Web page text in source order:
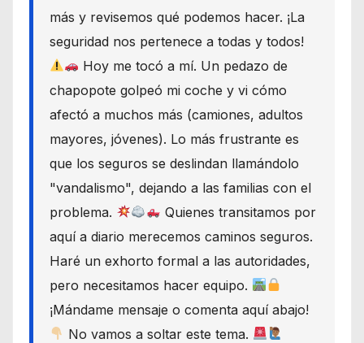
más y revisemos qué podemos hacer. ¡La
seguridad nos pertenece a todas y todos!
Hoy me tocó a mí. Un pedazo de
chapopote golpeó mi coche y vi cómo
afectó a muchos más (camiones, adultos
mayores, jóvenes). Lo más frustrante es
que los seguros se deslindan llamándolo
"vandalismo", dejando a las familias con el
problema.
Quienes transitamos por
aquí a diario merecemos caminos seguros.
Haré un exhorto formal a las autoridades,
pero necesitamos hacer equipo.
¡Mándame mensaje o comenta aquí abajo!
No vamos a soltar este tema.